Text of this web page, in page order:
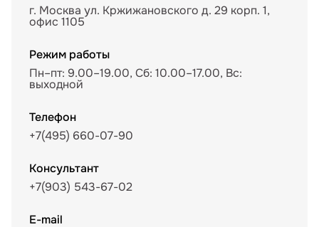
г. Москва ул. Кржижановского д. 29 корп. 1,
офис 1105
Режим работы
Пн–пт: 9.00–19.00, Сб: 10.00–17.00, Вс:
выходной
Телефон
+7(495) 660-07-90
Консультант
+7(903) 543-67-02
E-mail